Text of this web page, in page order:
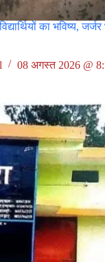
का भविष्य,
08 अगस्त 2026 @